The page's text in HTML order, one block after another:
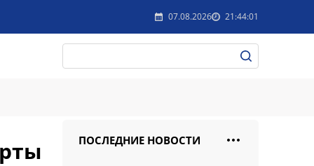
07.08.2026 21:44:01
ПОСЛЕДНИЕ НОВОСТИ